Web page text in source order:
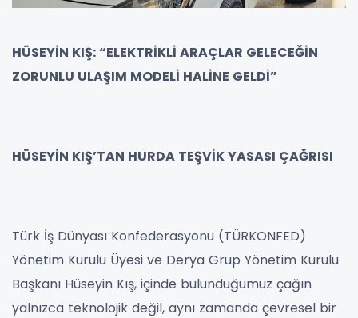
HÜSEYİN KIŞ: “ELEKTRİKLİ ARAÇLAR GELECEĞİN
ZORUNLU ULAŞIM MODELİ HALİNE GELDİ”
HÜSEYİN KIŞ’TAN HURDA TEŞVİK YASASI ÇAĞRISI
Türk İş Dünyası Konfederasyonu (TÜRKONFED)
Yönetim Kurulu Üyesi ve Derya Grup Yönetim Kurulu
Başkanı Hüseyin Kış, içinde bulunduğumuz çağın
yalnızca teknolojik değil, aynı zamanda çevresel bir